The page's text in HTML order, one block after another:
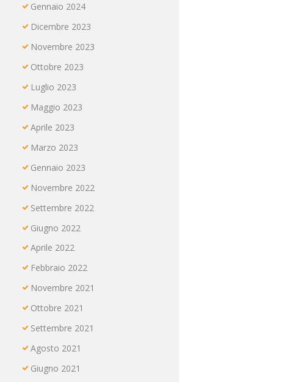
Gennaio 2024
Dicembre 2023
Novembre 2023
Ottobre 2023
Luglio 2023
Maggio 2023
Aprile 2023
Marzo 2023
Gennaio 2023
Novembre 2022
Settembre 2022
Giugno 2022
Aprile 2022
Febbraio 2022
Novembre 2021
Ottobre 2021
Settembre 2021
Agosto 2021
Giugno 2021